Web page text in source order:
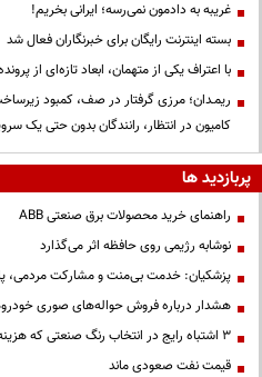
غریبه به دادمون نمی‌رسه؛ ایرانی بخریم!
بسته اینترنت رایگان برای خبرنگاران فعال شد
با اعتراف یکی از متهمان، ابعاد تازه‌ای از
کامیون در انتظار، رانندگان بدون حتی یک
پربازدید ها
راهنمای خرید محصولات برق صنعتی ABB
نوشابه رژیمی روی حافظه اثر می‌گذارد
پزشکیان: خدمت بی‌منت و مشارکت مردمی،
هشدار درباره فروش حواله‌های صوری
3 اشتباه رایج در انتخاب رنگ صنعتی که هزینه‌اش را سال‌ها می‌پردازید...
قیمت نفت صعودی ماند